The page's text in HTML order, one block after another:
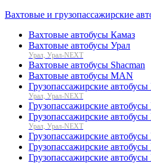
Вахтовые и грузопассажирские
Вахтовые автобусы Камаз
Вахтовые автобусы Урал
Урал, Урал-NEXT
Вахтовые автобусы Shacman
Вахтовые автобусы MAN
Грузопассажирские
Урал, Урал-NEXT
Грузопассажирские
Грузопассажирские
Урал, Урал-NEXT
Грузопассажирские
Грузопассажирские
Грузопассажирские